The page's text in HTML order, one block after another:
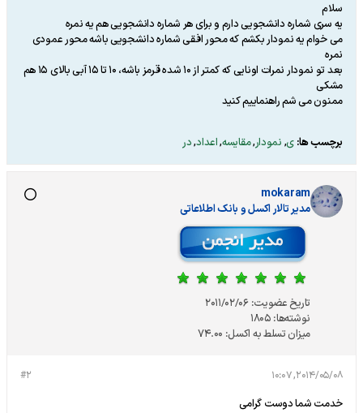
سلام
یه سری شماره دانشجویی دارم و برای هر شماره دانشجویی هم یه نمره
می خوام یه نمودار بکشم که محور افقی شماره دانشجویی باشه محور عمودی
نمره
بعد تو نمودار نمرات اونایی که کمتر از 10 شده قرمز باشه، 10 تا 15 آبی بالای 15 هم
مشکی
ممنون می شم راهنماییم کنید
برچسب ها: ی, نمودار,مقایسه,اعداد,در
mokaram
مدير تالار اکسل و بانک اطلاعاتی
تاریخ عضویت: 2011/02/06
نوشته‌ها: 1805
میزان تسلط به اکسل: 74.00
#2 2014/05/08, 10:07
خدمت شما دوست گرامی